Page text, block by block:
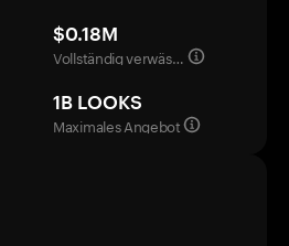
$0.18M
Vollständig verwässerte Bewertung
1B LOOKS
Maximales Angebot